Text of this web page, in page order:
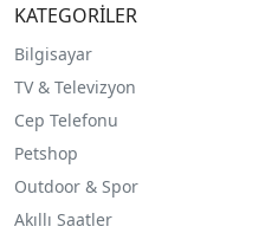
KATEGORİLER
Bilgisayar
TV & Televizyon
Cep Telefonu
Petshop
Outdoor & Spor
Akıllı Saatler